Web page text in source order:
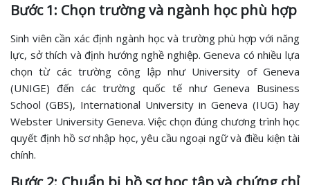
Bước 1: Chọn trường và ngành học phù hợp
Sinh viên cần xác định ngành học và trường phù hợp với năng
lực, sở thích và định hướng nghề nghiệp. Geneva có nhiều lựa
chọn từ các trường công lập như University of Geneva
(UNIGE) đến các trường quốc tế như Geneva Business
School (GBS), International University in Geneva (IUG) hay
Webster University Geneva. Việc chọn đúng chương trình học
quyết định hồ sơ nhập học, yêu cầu ngoại ngữ và điều kiện tài
chính.